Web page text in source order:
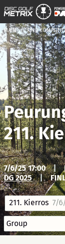
MAIN FIND
211.
7/6/25 17:00 |
DG 2025
|
211. Kierros 7/